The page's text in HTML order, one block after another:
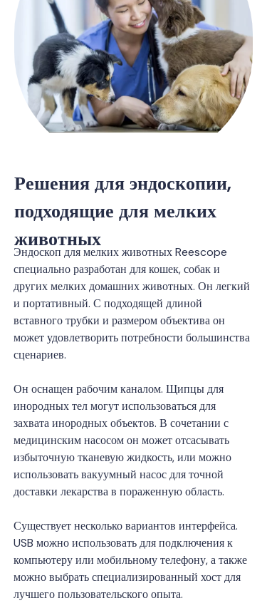
Решения для эндоскопии,
подходящие для мелких
животных
Эндоскоп для мелких животных Reescope
специально разработан для кошек, собак и
других мелких домашних животных. Он легкий
и портативный. С подходящей длиной
вставного трубки и размером объектива он
может удовлетворить потребности большинства
сценариев.
Он оснащен рабочим каналом. Щипцы для
инородных тел могут использоваться для
захвата инородных объектов. В сочетании с
медицинским насосом он может отсасывать
избыточную тканевую жидкость, или можно
использовать вакуумный насос для точной
доставки лекарства в пораженную область.
Существует несколько вариантов интерфейса.
USB можно использовать для подключения к
компьютеру или мобильному телефону, а также
можно выбрать специализированный хост для
лучшего пользовательского опыта.